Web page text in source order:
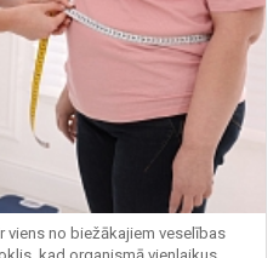
no biežākajiem veselības